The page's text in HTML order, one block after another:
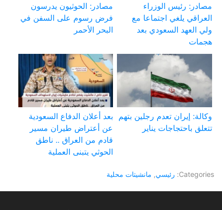
مصادر: رئيس الوزراء
العراقي يلغي اجتماعا مع
ولي العهد السعودي بعد
هجمات
مصادر: الحوثيون يدرسون
فرض رسوم على السفن في
البحر الأحمر
وكالة: إيران تعدم رجلين بتهم
تتعلق باحتجاجات يناير
بعد أعلان الدفاع السعودية
عن أعتراض طيران مسير
قادم من العراق .. ناطق
الحوثي يتبنى العملية
Categories: رئيسي, مانشيتات محلية